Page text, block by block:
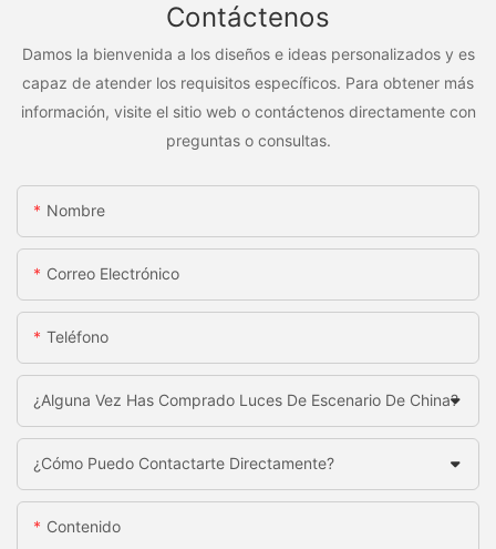
Contáctenos
Damos la bienvenida a los diseños e ideas personalizados y es
capaz de atender los requisitos específicos. Para obtener más
información, visite el sitio web o contáctenos directamente con
preguntas o consultas.
Nombre
Correo Electrónico
Teléfono
¿Alguna Vez Has Comprado Luces De Escenario De China?
¿Cómo Puedo Contactarte Directamente?
Contenido